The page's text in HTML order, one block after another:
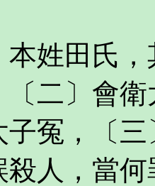
田氏，
二〕會
冤，〔
殺人，當